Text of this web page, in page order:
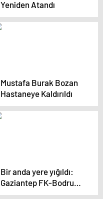
Yeniden Atandı
Mustafa Burak Bozan
Hastaneye Kaldırıldı
Bir anda yere yığıldı:
Gaziantep FK-Bodrum
FK maçında korkutan